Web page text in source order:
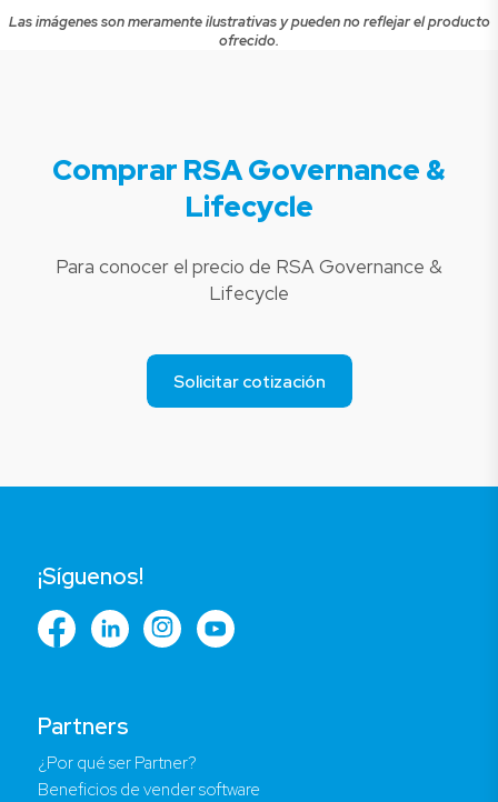
Las imágenes son meramente ilustrativas y pueden no reflejar el producto
ofrecido.
Comprar RSA Governance &
Lifecycle
Para conocer el precio de RSA Governance &
Lifecycle
Solicitar cotización
Partners
¿Por qué ser Partner?
Beneficios de vender software
¡Síguenos!